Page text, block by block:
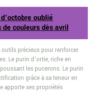
oublié
couleurs dès avril
précieux pour renforcer
Le purin d’ortie, riche en
les pucerons. Le purin
grâce à sa teneur en
apporte ses propriétés